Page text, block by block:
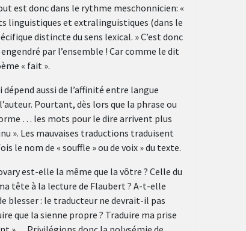
est donc dans le rythme meschonnicien: «
linguistiques et extralinguistiques (dans le
distincte du sens lexical. » C’est donc
par l’ensemble ! Car comme le dit
« fait ».
aussi de l’affinité entre langue
Pourtant, dès lors que la phrase ou
… les mots pour le dire arrivent plus
». Les mauvaises traductions traduisent
le nom de « souffle » ou de voix » du texte.
est-elle la même que la vôtre ? Celle du
tête à la lecture de Flaubert ? A-t-elle
blesser : le traducteur ne devrait-il pas
que la sienne propre ? Traduire ma prise